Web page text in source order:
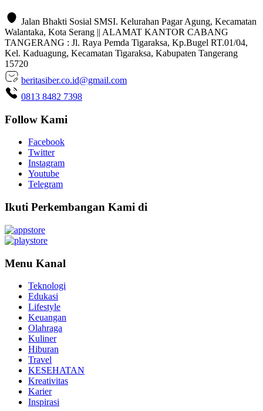
Jalan Bhakti Sosial SMSI. Kelurahan Pagar Agung, Kecamatan
Walantaka, Kota Serang || ALAMAT KANTOR CABANG
TANGERANG : Jl. Raya Pemda Tigaraksa, Kp.Bugel RT.01/04,
Kel. Kaduagung, Kecamatan Tigaraksa, Kabupaten Tangerang
15720
beritasiber.co.id@gmail.com
0813 8482 7398
Follow Kami
Facebook
Twitter
Instagram
Youtube
Telegram
Ikuti Perkembangan Kami di
Menu Kanal
Teknologi
Edukasi
Lifestyle
Keuangan
Olahraga
Kuliner
Hiburan
Travel
KESEHATAN
Kreativitas
Karier
Inspirasi